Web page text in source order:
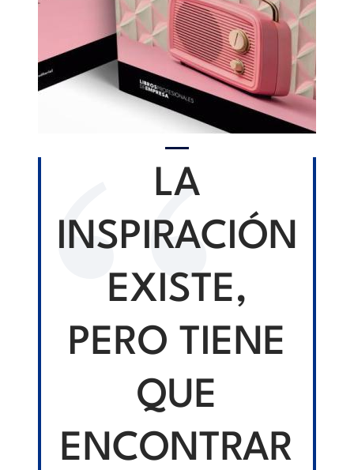
LA
INSPIRACIÓN
EXISTE,
PERO TIENE
QUE
ENCONTRAR